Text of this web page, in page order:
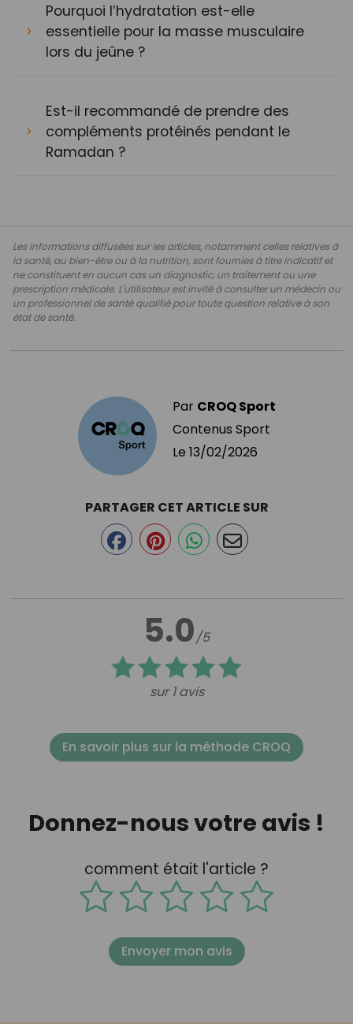
Pourquoi l’hydratation est-elle
essentielle pour la masse musculaire
lors du jeûne ?
Est-il recommandé de prendre des
compléments protéinés pendant le
Ramadan ?
Les informations diffusées sur les articles, notamment celles relatives à
la santé, au bien-être ou à la nutrition, sont fournies à titre indicatif et
ne constituent en aucun cas un diagnostic, un traitement ou une
prescription médicale. L'utilisateur est invité à consulter un médecin ou
un professionnel de santé qualifié pour toute question relative à son
état de santé.
Par CROQ Sport
Contenus Sport
Le 13/02/2026
5.0/5
sur 1 avis
PARTAGER CET ARTICLE SUR
En savoir plus sur la méthode CROQ
Donnez-nous votre avis !
comment était l'article ?
Envoyer mon avis